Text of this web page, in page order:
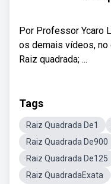
Por Professor Ycaro
os demais vídeos, no
Raiz quadrada; ...
Tags
Raiz Quadrada De1
Raiz Quadrada De900
Raiz Quadrada De125
Raiz QuadradaExata